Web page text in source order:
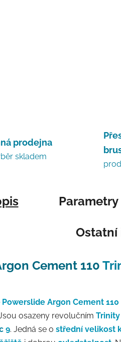
prodejna
skladem
Parametry
Cement 110
Powerslide Argon Cement 110
osazeny revolučním
9. Jedná se o střední velikost